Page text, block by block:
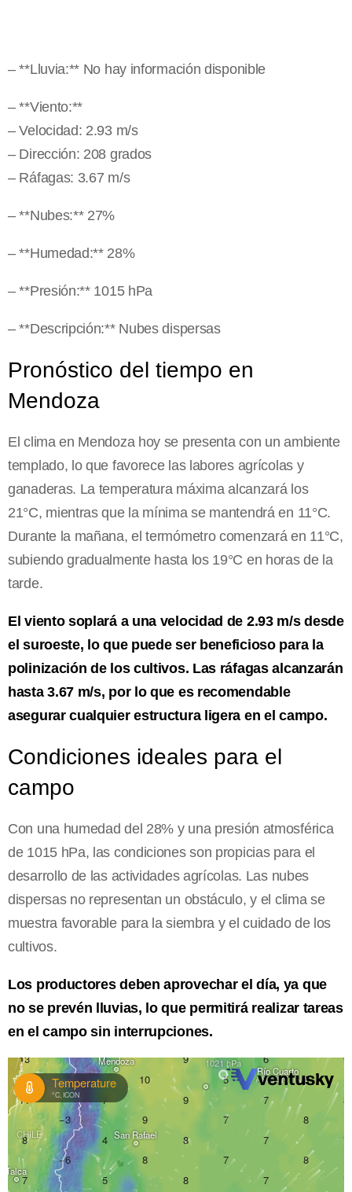
– **Lluvia:** No hay información disponible
– **Viento:**
– Velocidad: 2.93 m/s
– Dirección: 208 grados
– Ráfagas: 3.67 m/s
– **Nubes:** 27%
– **Humedad:** 28%
– **Presión:** 1015 hPa
– **Descripción:** Nubes dispersas
Pronóstico del tiempo en
Mendoza
El clima en Mendoza hoy se presenta con un ambiente
templado, lo que favorece las labores agrícolas y
ganaderas. La temperatura máxima alcanzará los
21°C, mientras que la mínima se mantendrá en 11°C.
Durante la mañana, el termómetro comenzará en 11°C,
subiendo gradualmente hasta los 19°C en horas de la
tarde.
El viento soplará a una velocidad de 2.93 m/s desde
el suroeste, lo que puede ser beneficioso para la
polinización de los cultivos. Las ráfagas alcanzarán
hasta 3.67 m/s, por lo que es recomendable
asegurar cualquier estructura ligera en el campo.
Condiciones ideales para el
campo
Con una humedad del 28% y una presión atmosférica
de 1015 hPa, las condiciones son propicias para el
desarrollo de las actividades agrícolas. Las nubes
dispersas no representan un obstáculo, y el clima se
muestra favorable para la siembra y el cuidado de los
cultivos.
Los productores deben aprovechar el día, ya que
no se prevén lluvias, lo que permitirá realizar tareas
en el campo sin interrupciones.